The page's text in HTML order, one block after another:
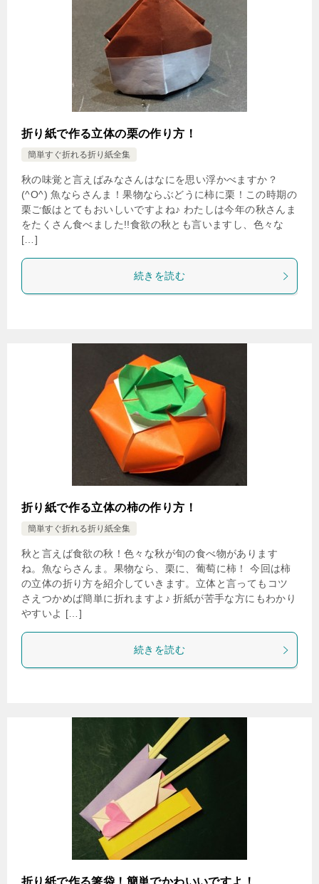
折り紙で作る立体の栗の作り方！
簡単すぐ折れる折り紙全集
秋の味覚と言えばみなさんはなにを思い浮かべますか？
(^O^) 魚ならさんま！果物ならぶどうに柿に栗！この時期の
栗ご飯はとてもおいしいですよね♪ わたしは今年の秋さんま
をたくさん食べました!!食欲の秋とも言いますし、色々な
[…]
続きを読む
折り紙で作る立体の柿の作り方！
簡単すぐ折れる折り紙全集
秋と言えば食欲の秋！色々な秋が旬の食べ物があります
ね。魚ならさんま。果物なら、栗に、葡萄に柿！ 今回は柿
の立体の折り方を紹介していきます。立体と言ってもコツ
さえつかめば簡単に折れますよ♪ 折紙が苦手な方にもわかり
やすいよ […]
続きを読む
折り紙で作る箸袋！簡単でかわいいですよ！